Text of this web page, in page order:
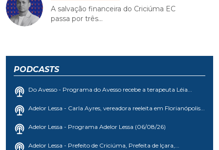
A salvação financeira do Criciúma EC
passa por três...
PODCASTS
Do Avesso - Programa do Avesso recebe a terapeuta Léia...
Adelor Lessa - Carla Ayres, vereadora reeleita em Florianópolis...
Adelor Lessa - Programa Adelor Lessa (06/08/26)
Adelor Lessa - Prefeito de Criciúma, Prefeita de Içara,...